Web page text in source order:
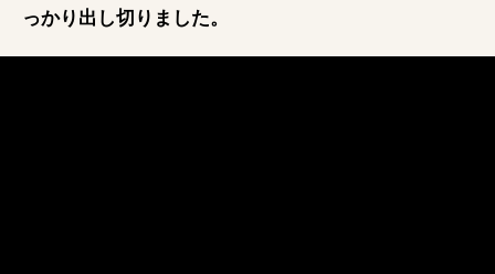
っかり出し切りました。